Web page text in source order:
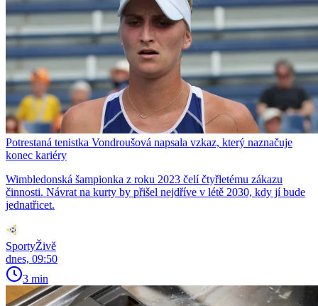
Potrestaná tenistka Vondroušová napsala vzkaz, který naznačuje
konec kariéry
Wimbledonská šampionka z roku 2023 čelí čtyřletému zákazu
činnosti. Návrat na kurty by přišel nejdříve v létě 2030, kdy jí bude
jednatřicet.
SportyŽivě
dnes, 09:50
3 min